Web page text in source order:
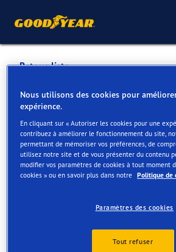
Retour liste
DOERFLIGER AG
Services disponibles en ligne et en
Contact Services
Nous utilisons des cookies pour
expérience.
En cliquant sur « Autoriser les cookies pour une
contribuez à améliorer le fonctionnement du site,
permettant de mémoriser vos préférences, de
utilisez notre site et de vous présenter du contenu
modifier vos paramètres de cookies à tout moment
cookies » ou en savoir plus dans notre Politique de
Paramètres des cookies
Tout refuser